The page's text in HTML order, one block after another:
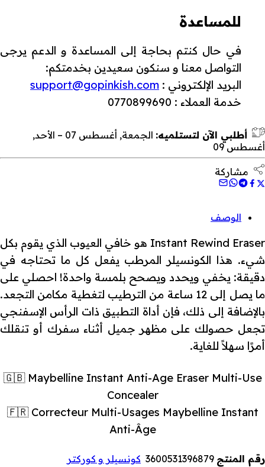
للمساعدة
في حال كنتم بحاجة إلى المساعدة و الدعم يرجى
التواصل معنا و سنكون سعيدين بخدمتكم:
البريد الإلكتروني : support@gopinkish.com
خدمة العملاء : 0770899690
أطلبي الآن لتستلميه:
الجمعة, أغسطس 07 – الأحد,
أغسطس 09
مشاركة
الوصف
Instant Rewind Eraser هو خافي العيوب الذي يقوم بكل
شيء. هذا الكونسيلر المرطب يفعل كل ما تحتاجه في
دقيقة: يخفي ويحدد ويصحح بلمسة واحدة! احصلي على
ما يصل إلى 12 ساعة من الترطيب لتغطية مكامن التجعد.
بالإضافة إلى ذلك، فإن أداة التطبيق ذات الرأس الإسفنجي
تجعل حصولك على مظهر جميل أثناء سفرك أو تنقلك
أمرًا سهلاً للغاية.
🇬🇧 Maybelline Instant Anti-Age Eraser Multi-Use
Concealer
🇫🇷 Correcteur Multi-Usages Maybelline Instant
Anti-Âge
رقم المنتج 3600531396879 كونسيلر و كوركتر